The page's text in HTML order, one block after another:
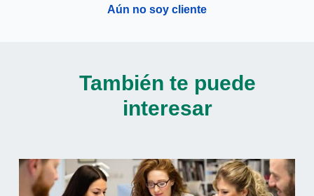
Aún no soy cliente
También te puede
interesar